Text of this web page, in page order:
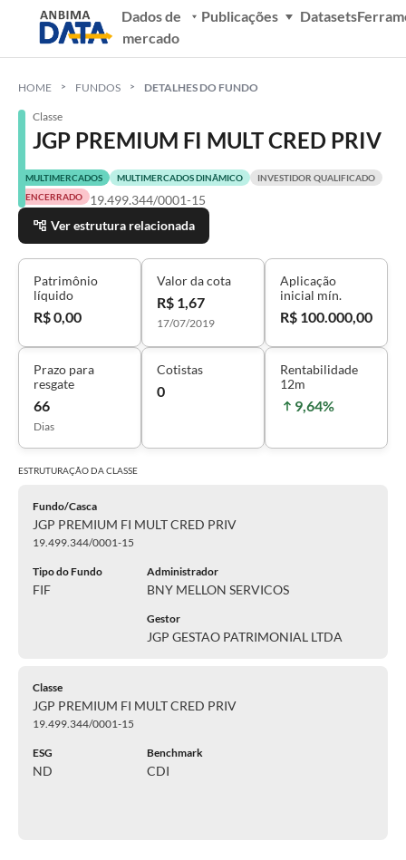
Dados de
mercado
Publicações Datasets
HOME FUNDOS DETALHES DO FUNDO
Classe
JGP PREMIUM FI MULT CRED PRIV
MULTIMERCADOS MULTIMERCADOS DINÂMICO
INVESTIDOR QUALIFICADO
ENCERRADO
19.499.344/0001-15
Ver estrutura relacionada
Patrimônio
líquido
R$ 0,00
Valor da cota
R$ 1,67
17/07/2019
Aplicação
inicial mín.
R$ 100.000,00
Prazo para
resgate
66
Dias
Cotistas
0
Rentabilidade
12m
9,64%
ESTRUTURAÇÃO DACLASSE
Fundo/Casca
JGP PREMIUM FI MULT CRED PRIV
19.499.344/0001-15
Tipo do Fundo
FIF
Administrador
BNY MELLON SERVICOS
Gestor
JGP GESTAO PATRIMONIAL LTDA
Classe
JGP PREMIUM FI MULT CRED PRIV
19.499.344/0001-15
ESG
ND
Benchmark
CDI